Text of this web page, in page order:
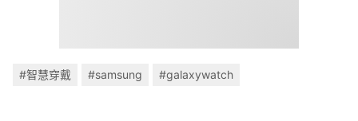
#智慧穿戴 #samsung #galaxywatch